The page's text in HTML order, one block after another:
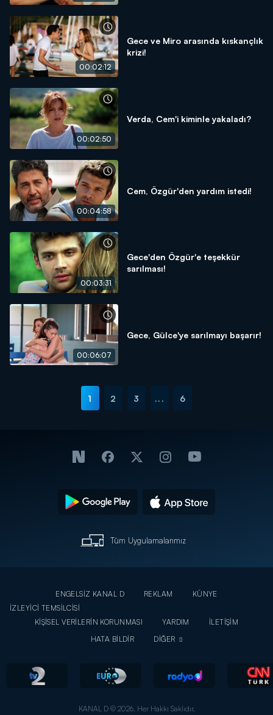
00:02:12
Gece ve Miro arasında kıskançlık
krizi!
00:02:50
Verda, Cem'i kiminle yakaladı?
00:04:58
Cem, Özgür'den yardım istedi!
00:03:31
Gece'den Özgür'e teşekkür
sarılması!
00:06:07
Gece, Gülce'ye sarılmayı başarır!
1 2 3 ... 6
Tüm Uygulamalarımız
ENGELSİZ KANAL D REKLAM
KÜNYE
İZLEYİCİ TEMSİLCİSİ
KİŞİSEL VERİLERİN KORUNMASI
YARDIM
İLETİŞİM
HATA BİLDİR
DİĞER
KANAL D © 2026. Her Hakkı Saklıdır.